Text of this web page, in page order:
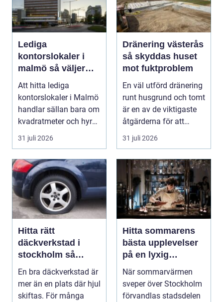
Lediga
kontorslokaler i
malmö så väljer
företag rätt läge
och lokal
Att hitta lediga
kontorslokaler i Malmö
handlar sällan bara om
kvadratmeter och hyra.
För många före...
31 juli 2026
Dränering västerås
så skyddas huset
mot fuktproblem
En väl utförd dränering
runt husgrund och tomt
är en av de viktigaste
åtgärderna för att
undvika fuk...
31 juli 2026
Hitta rätt
däckverkstad i
stockholm så
väljer du tryggt
och smart
En bra däckverkstad är
mer än en plats där hjul
skiftas. För många
Hitta sommarens
bästa upplevelser
på en lyxig
uteservering på
Östermalm
När sommarvärmen
sveper över Stockholm
förvandlas stadsdelen